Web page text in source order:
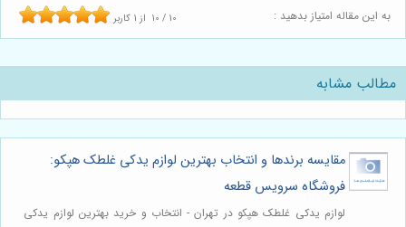
به این مقاله امتیاز بدهید : 10 / 10 از 1 کاربر
مطالب مشابه
مقایسه برندها و انتخاب بهترین لوازم یدکی غلطک هپکو:
فروشگاه سرویس قطعه
لوازم یدکی غلطک هپکو در تهران - انتخاب و خرید بهترین لوازم یدکی